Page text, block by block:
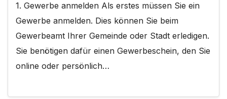
1. Gewerbe anmelden Als erstes müssen Sie ein
Gewerbe anmelden. Dies können Sie beim
Gewerbeamt Ihrer Gemeinde oder Stadt erledigen.
Sie benötigen dafür einen Gewerbeschein, den Sie
online oder persönlich…